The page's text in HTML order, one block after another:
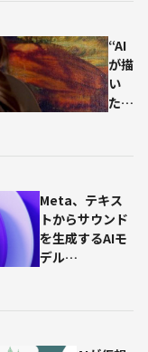
ク
フ
な
専
門
タルレ
プリ
カ」危
惧する
俳優・
のさな
か
“AI
が描
い
た”
リザ
に
SNS
Meta、テキス
トからサウンド
を生成するAIモ
デル